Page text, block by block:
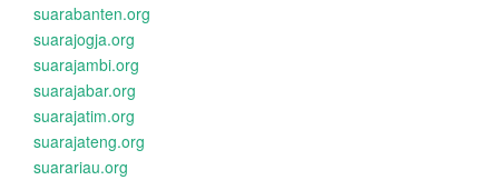
suarabanten.org
suarajogja.org
suarajambi.org
suarajabar.org
suarajatim.org
suarajateng.org
suarariau.org